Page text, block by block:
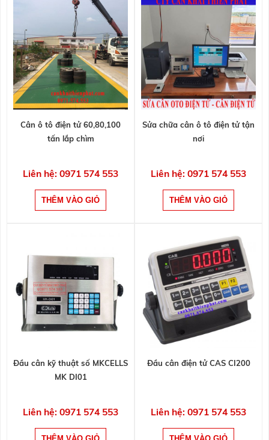
Cân ô tô điện tử 60,80,100
tấn lắp chìm
Liên hệ: 0971 574 553
Sửa chữa cân ô tô điện tử tận
nơi
Liên hệ: 0971 574 553
Đầu cân kỹ thuật số MKCELLS
MK DI01
Liên hệ: 0971 574 553
Đầu cân điện tử CAS CI200
Liên hệ: 0971 574 553